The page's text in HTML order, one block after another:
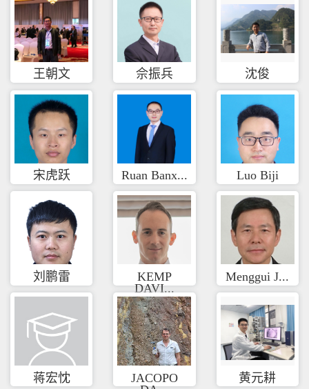
王朝文 佘振兵 沈俊
宋虎跃 Ruan Banx... Luo Biji
刘鹏雷
KEMP
DAVI...
Menggui J...
蒋宏忱
JACOPO
黄元耕